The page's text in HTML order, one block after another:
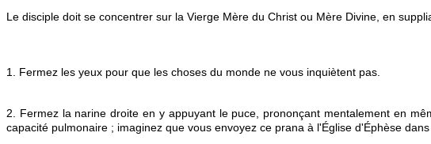
Le disciple doit se concentrer sur la Vierge Mère du Christ ou Mère Divine, en
1. Fermez les yeux pour que les choses du monde ne vous inquiètent pas.
2. Fermez la narine droite en y appuyant le puce, prononçant mentalement en
capacité pulmonaire ; imaginez que vous envoyez ce prana à l'Église d'Éphèse dans